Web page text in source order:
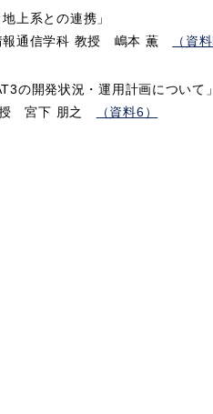
上系との連携」
報通信学科 教授 嶋本 薫
（資料
の開発状況・運用計画について」
授 宮下 朋之
（資料6）